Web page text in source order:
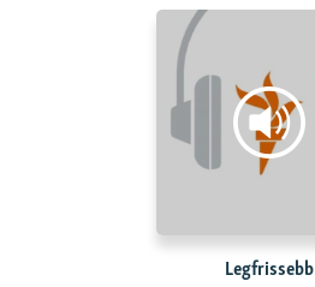
Legfrissebb